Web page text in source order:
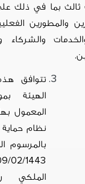
بما في ذلك
والمطورين
والشركاء
تتوافق
الهيئة
المعمول
نظام حماية
بالمرسوم
1443
/02/
الملكي رقم